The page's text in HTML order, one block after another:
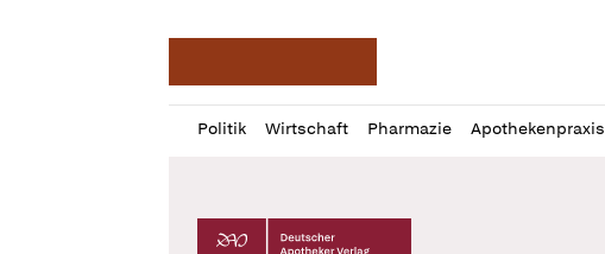
Politik Wirtschaft Pharmazie Apothekenpraxis
Profil
öffnen
Daz
Pur
Deutscher Apotheker Verlag Logo